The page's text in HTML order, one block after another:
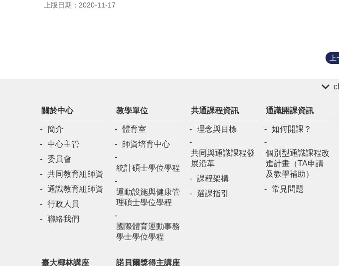
上版日期：2020-11-17
關於中心
簡介
中心主管
委員會
共同教育組師資
通識教育組師資
行政人員
聯絡我們
教學單位
體育室
師資培育中心
統計碩士學位學程
運動設施與健康管
理碩士學位學程
國際體育運動事務
學士學位學程
共通課程資訊
理念與目標
共同與通識課程發
展沿革
課程架構
選課指引
通識開課資訊
如何開課？
個別型通識課程改
進計畫（TA申請
及教學補助）
常見問題
臺大椰林講座 諾貝爾獎得主講座